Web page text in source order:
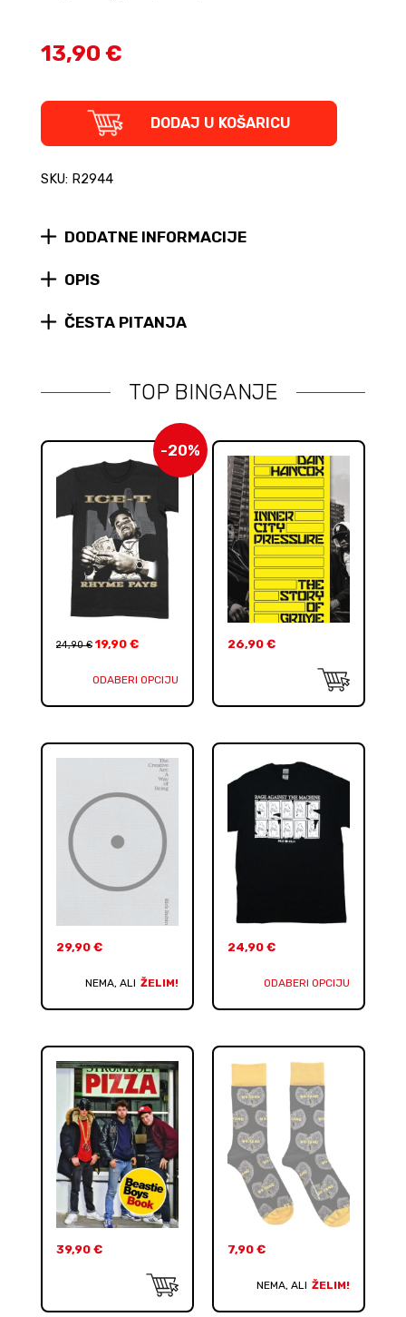
13,90 €
Repotpisani
100
tekstova
hopa
DODAJ U KOŠARICU
SKU: R2944
DODATNE INFORMACIJE
OPIS
ČESTA PITANJA
TOP BINGANJE
-20%
24,90€ 19,90 €
ODABERI OPCIJU
26,90 €
29,90 €
NEMA, ALI ŽELIM!
24,90 €
ODABERI OPCIJU
39,90 € 7,90 €
NEMA, ALI ŽELIM!